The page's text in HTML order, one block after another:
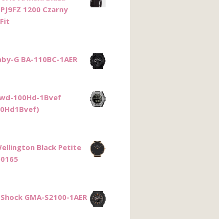
1200 Czarny
G BA-110BC-1AER
100Hd-1Bvef
Black Petite
GMA-S2100-1AER